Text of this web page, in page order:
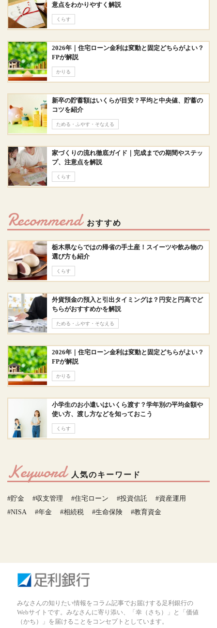
意点をわかりやすく解説
くらす
2026年｜住宅ローン金利は変動と固定どちらがよい？
FPが解説
かりる
新卒の貯蓄額はいくらが目安？平均と中央値、貯蓄の
コツを紹介
ためる・ふやす・そなえる
家づくりの流れ徹底ガイド｜完成までの期間やステッ
プ、注意点を解説
くらす
Recommend おすすめ
栃木県ならではの帰省の手土産！スイーツや飲み物の
選び方も紹介
くらす
外貨預金の預入と引出タイミングは？円安と円高でど
ちらがおすすめかを解説
ためる・ふやす・そなえる
2026年｜住宅ローン金利は変動と固定どちらがよい？
FPが解説
かりる
小学生のお小遣いはいくら渡す？学年別の平均金額や
使い方、渡し方などを知っておこう
くらす
Keyword 人気のキーワード
#貯金 #収支管理 #住宅ローン #投資信託
#資産運用
#NISA
#年金 #相続税 #生命保険 #教育資金
みなさんの知りたい情報をコラム記事でお届けする足利銀行の
Webサイトです。みなさんに寄り添い、「幸（さち）」と「価値
（かち）」を届けることをコンセプトとしています。